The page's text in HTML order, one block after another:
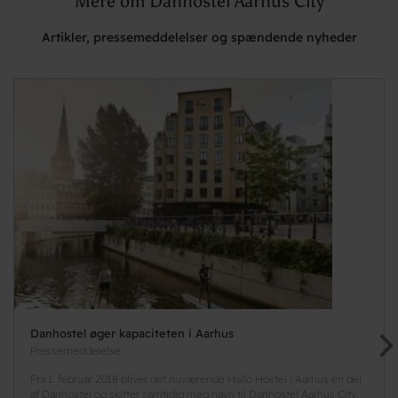
Artikler, pressemeddelelser og spændende nyheder
Danhostel øger kapaciteten i Aarhus
Pressemeddelelse
Fra 1. februar 2018 bliver det nuværende Hallo Hostel i Aarhus en del
af Danhostel og skifter samtidig med navn til Danhostel Aarhus City.